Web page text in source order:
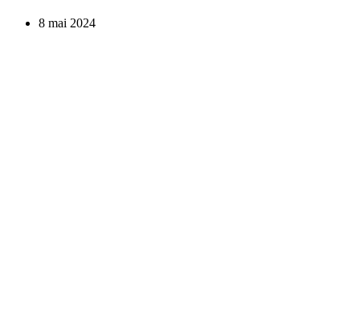
8 mai 2024